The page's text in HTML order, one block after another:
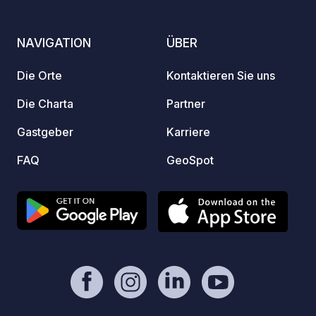
Traditionelle toskanische Abendessen
mit Produkten vom Hof erhältlich.
NAVIGATION
Die Orte
Die Charta
Gastgeber
FAQ
ÜBER
Kontaktieren Sie uns
Partner
Karriere
GeoSpot